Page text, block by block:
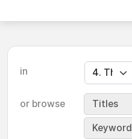
in
or browse Titles
Keyword